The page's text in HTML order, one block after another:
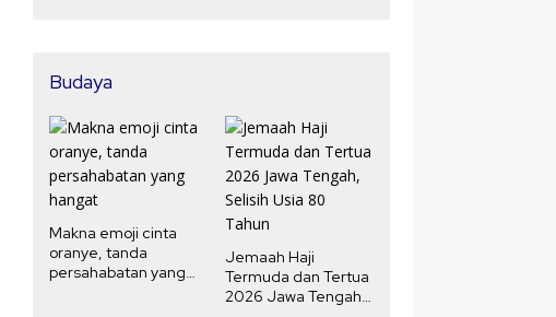
Budaya
Makna emoji cinta
oranye, tanda
persahabatan yang
Jemaah Haji
Termuda dan Tertua
2026 Jawa Tengah,